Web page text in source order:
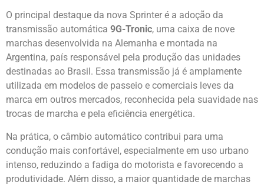
O principal destaque da nova Sprinter é a adoção da
transmissão automática 9G-Tronic, uma caixa de nove
marchas desenvolvida na Alemanha e montada na
Argentina, país responsável pela produção das unidades
destinadas ao Brasil. Essa transmissão já é amplamente
utilizada em modelos de passeio e comerciais leves da
marca em outros mercados, reconhecida pela suavidade nas
trocas de marcha e pela eficiência energética.
Na prática, o câmbio automático contribui para uma
condução mais confortável, especialmente em uso urbano
intenso, reduzindo a fadiga do motorista e favorecendo a
produtividade. Além disso, a maior quantidade de marchas